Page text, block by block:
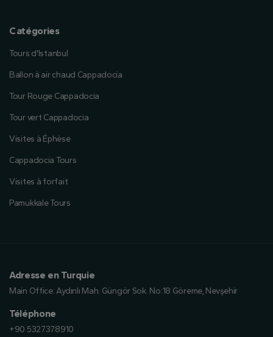
Catégories
Tours d'Istanbul
Ballon à air chaud Cappadocia
Tour Rouge Cappadocia
Tour vert Cappadocia
Visites à Éphèse
Cappadocia Tours
Visites à forfait
Pamukkale Tours
Adresse en Turquie
Main Office:Aydınlı Mah. Güngör Sok. No:18 Göreme, Nevşehir
Téléphone
+90 5327378910